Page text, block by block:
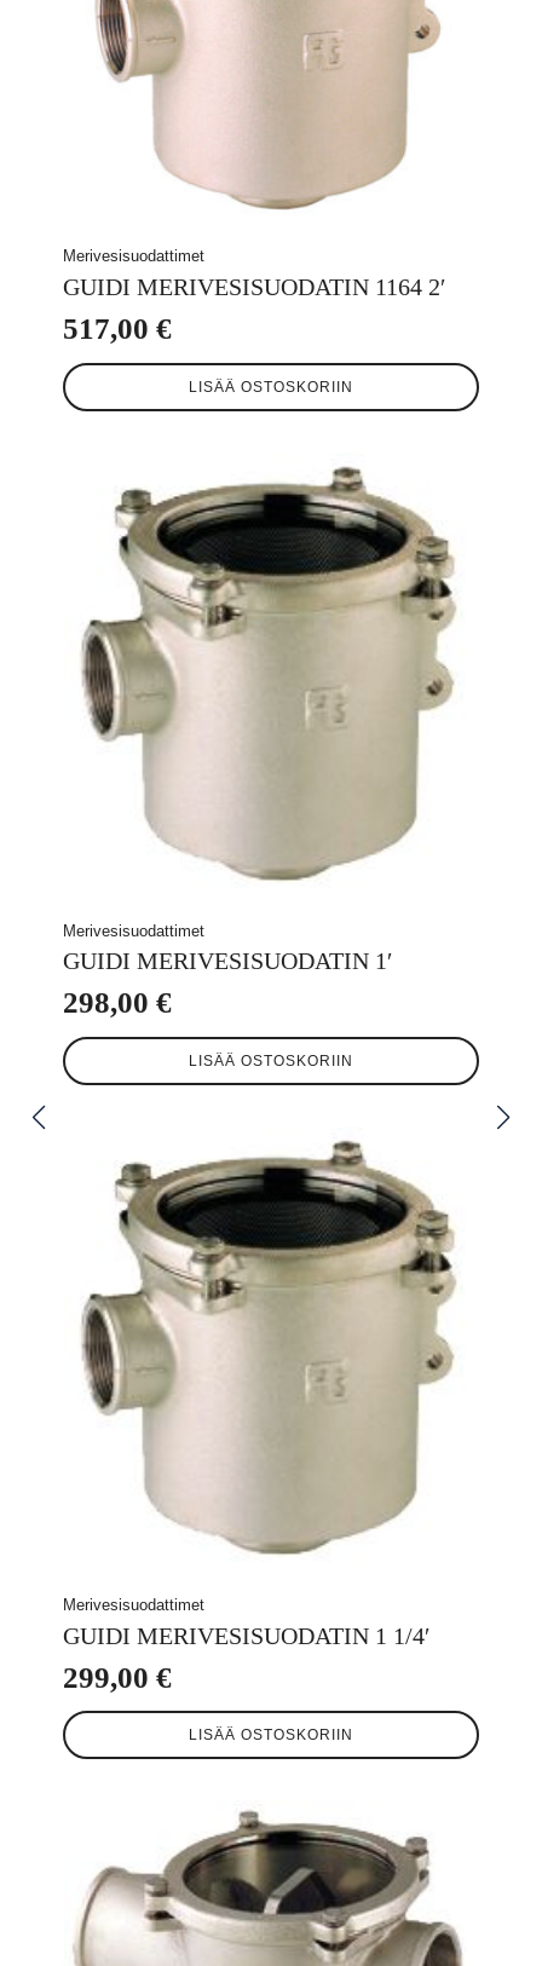
Merivesisuodattimet
GUIDI MERIVESISUODATIN 1164 2′
517,00 €
LISÄÄ OSTOSKORIIN
Merivesisuodattimet
GUIDI MERIVESISUODATIN 1′
298,00 €
LISÄÄ OSTOSKORIIN
Merivesisuodattimet
GUIDI MERIVESISUODATIN 1 1/4′
299,00 €
LISÄÄ OSTOSKORIIN